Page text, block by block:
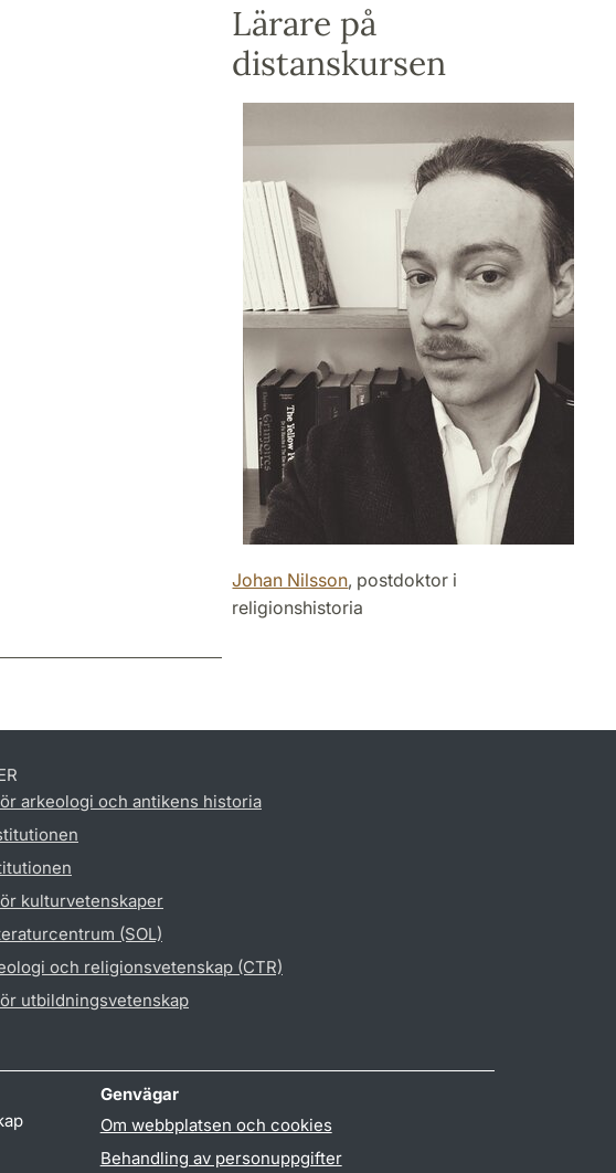
Lärare på
distanskursen
Johan Nilsson, postdoktor i
religionshistoria
arkeologi och antikens historia
kulturvetenskaper
(SOL)
och religionsvetenskap (CTR)
utbildningsvetenskap
Genvägar
Om webbplatsen och cookies
Behandling av personuppgifter